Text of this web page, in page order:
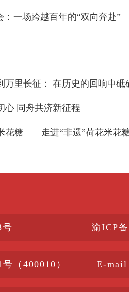
：一场跨越百年的“双向奔赴”
万里长征： 在历史的回响中砥
心 同舟共济新征程
花糖——走进“非遗”荷花米花
渝ICP
（400010） E-mail